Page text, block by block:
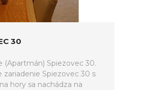
30
(Apartmán) Spiezovec 30.
zariadenie Spiezovec 30 s
hory sa nachádza na